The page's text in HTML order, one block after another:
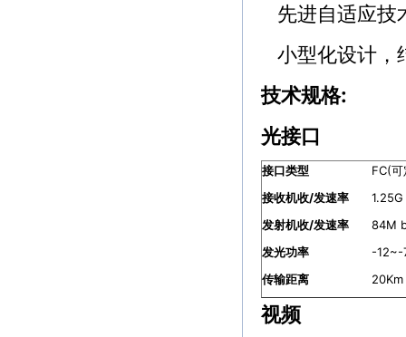
先进自适应技
小型化设计，
技术规格:
光接口
接口类型
FC(
接收机收/发速率
发射机收/发速率
84M
发光功率
-12~-
传输距离
视频